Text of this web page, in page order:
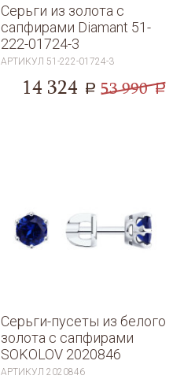
Серьги из золота с
сапфирами Diamant 51-
222-01724-3
АРТИКУЛ 51-222-01724-3
14 324 a 53 990 a
Серьги-пусеты из белого
золота с сапфирами
SOKOLOV 2020846
АРТИКУЛ2020846